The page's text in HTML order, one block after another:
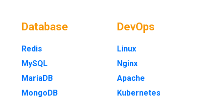
Database
Redis
MySQL
MariaDB
MongoDB
DevOps
Linux
Nginx
Apache
Kubernetes